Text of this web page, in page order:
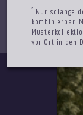
*
Nur solange
kombinierbar.
vor Ort in den
50%